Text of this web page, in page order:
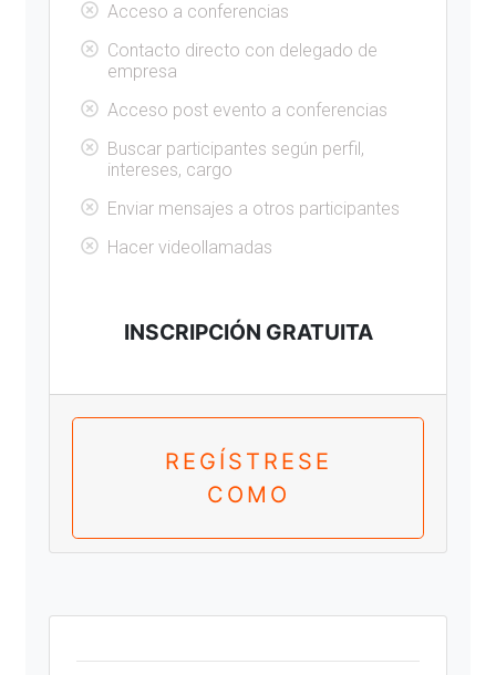
Acceso a conferencias
Contacto directo con delegado de
empresa
Acceso post evento a conferencias
Buscar participantes según perfil,
intereses, cargo
Enviar mensajes a otros participantes
Hacer videollamadas
INSCRIPCIÓN GRATUITA
REGÍSTRESE
COMO